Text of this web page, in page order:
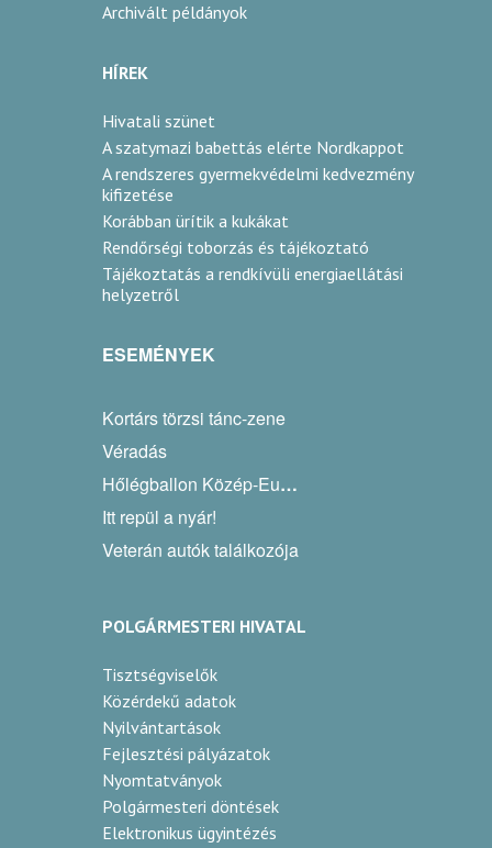
Archivált példányok
HÍREK
Hivatali szünet
A szatymazi babettás elérte Nordkappot
A rendszeres gyermekvédelmi kedvezmény
kifizetése
Korábban ürítik a kukákat
Rendőrségi toborzás és tájékoztató
Tájékoztatás a rendkívüli energiaellátási
helyzetről
ESEMÉNYEK
Kortárs törzsi tánc-zene
Véradás
Hőlégballon Közép-Európa Kupa
Itt repül a nyár!
Veterán autók találkozója
POLGÁRMESTERI HIVATAL
Tisztségviselők
Közérdekű adatok
Nyilvántartások
Fejlesztési pályázatok
Nyomtatványok
Polgármesteri döntések
Elektronikus ügyintézés